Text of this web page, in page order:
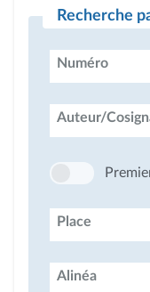
Recherche
Numéro
Auteur/
Place
Alinéa